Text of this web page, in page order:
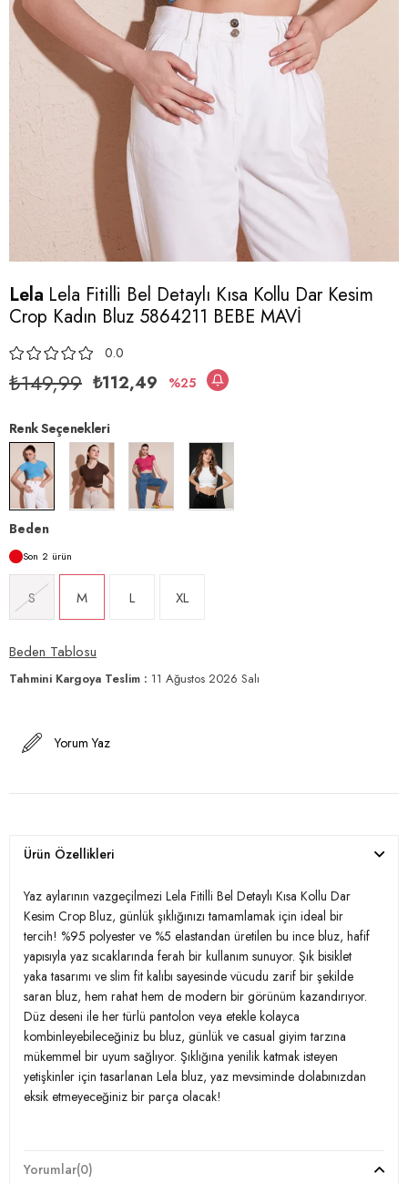
Lela Lela Fitilli Bel Detaylı Kısa Kollu Dar Kesim
Crop Kadın Bluz 5864211 BEBE MAVİ
0.0
₺149,99 ₺112,49 25
Renk Seçenekleri
Beden
2
S M L XL
Beden Tablosu
Tahmini Kargoya Teslim : 11 Ağustos 2026 Salı
Yorum Yaz
Ürün Özellikleri
Yaz aylarının vazgeçilmezi Lela Fitilli Bel Detaylı Kısa Kollu Dar
Kesim Crop Bluz, günlük şıklığınızı tamamlamak için ideal bir
tercih! %95 polyester ve %5 elastandan üretilen bu ince bluz, hafif
yapısıyla yaz sıcaklarında ferah bir kullanım sunuyor. Şık bisiklet
yaka tasarımı ve slim fit kalıbı sayesinde vücudu zarif bir şekilde
saran bluz, hem rahat hem de modern bir görünüm kazandırıyor.
Düz deseni ile her türlü pantolon veya etekle kolayca
kombinleyebileceğiniz bu bluz, günlük ve casual giyim tarzına
mükemmel bir uyum sağlıyor. Şıklığına yenilik katmak isteyen
yetişkinler için tasarlanan Lela bluz, yaz mevsiminde dolabınızdan
eksik etmeyeceğiniz bir parça olacak!
Yorumlar(0)